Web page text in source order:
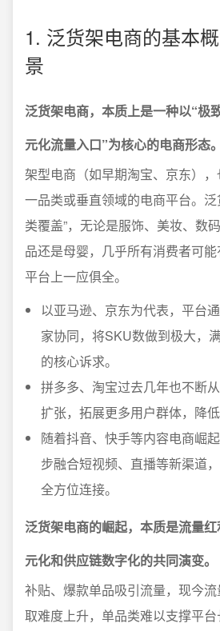
1. 泛货架电商的基本
景
泛货架电商，本质上是一种以“极
元化流量入口”为核心的电商形态。
架型电商（如早期淘宝、京东）
一品类或垂直领域的电商平台。泛
类覆盖”，无论是服饰、美妆、数
品还是母婴，几乎所有消费者可
平台上一应俱全。
以亚马逊、京东为代表，平台
家协同，将SKU数做到极大，
的核心诉求。
拼多多、淘宝过去几年也不断
扩张，拓展更多用户群体，降低
随着抖音、快手等内容电商崛
步融合短视频、直播等新渠道
全方位连接。
泛货架电商的崛起，本质是流量
元化和供应链数字化的共同演变。
补贴、爆款单品吸引流量，现今
取难度上升，单品类难以支撑平